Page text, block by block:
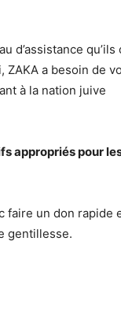
d’assistance
ZAKA a besoin de
à la nation juive
appropriés pour
faire un don rapide
gentillesse.